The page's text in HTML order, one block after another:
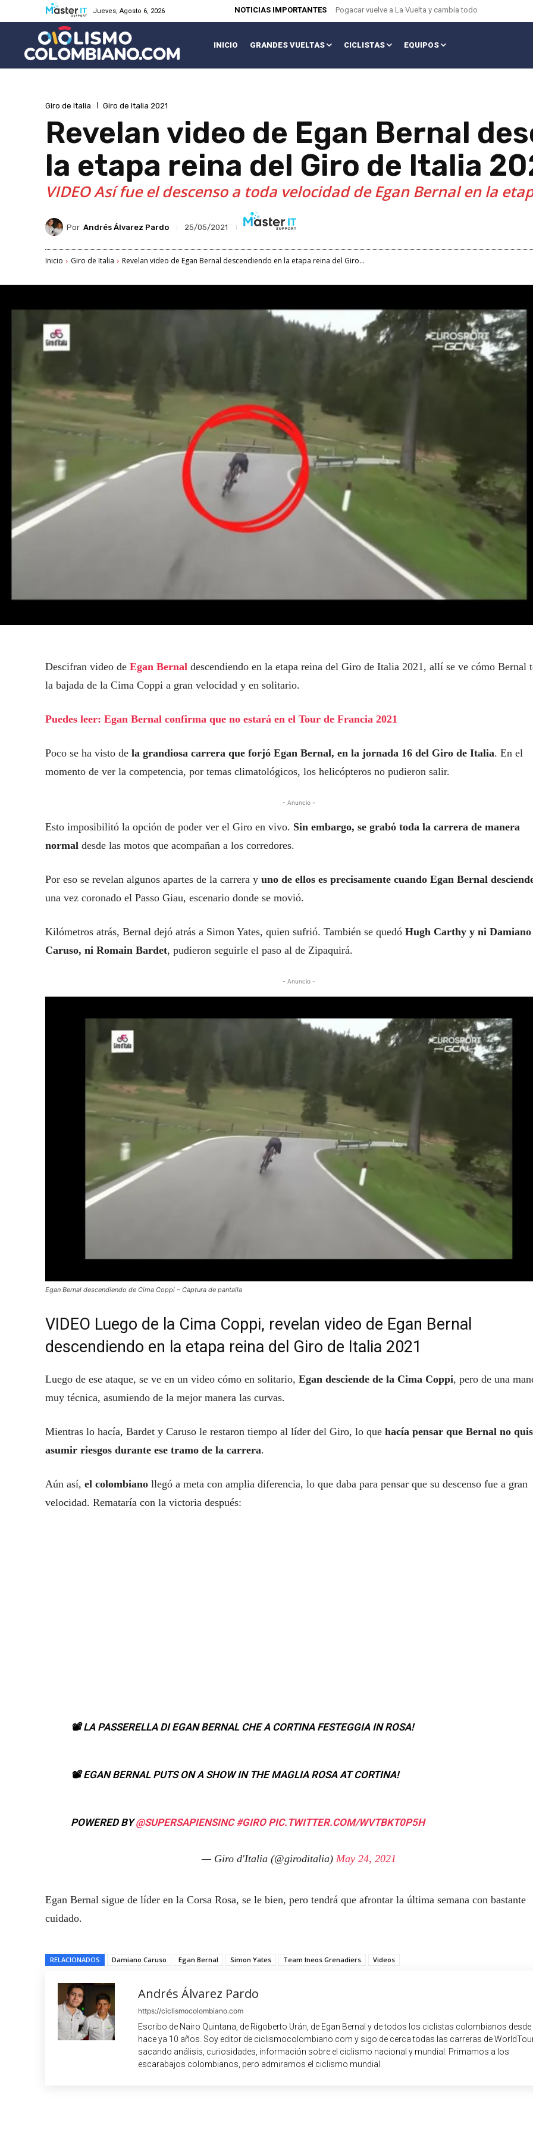
Jueves, Agosto 6, 2026 NOTICIAS IMPORTANTES Pogacar vuelve a La Vuelta y cambia todo
INICIO GRANDES VUELTAS CICLISTAS EQUIPOS
Giro de Italia Giro de Italia 2021
Revelan video de Egan Bernal
la etapa reina del Giro de Italia
VIDEO Así fue el descenso a toda velocidad de Egan Bernal en la
Por Andrés Álvarez Pardo 25/05/2021
Inicio Giro de Italia Revelan video de Egan Bernal descendiendo en la etapa reina del Giro...
Descifran video de Egan Bernal descendiendo en la etapa reina del Giro de Italia 2021, allí se ve cómo Bernal
la bajada de la Cima Coppi a gran velocidad y en solitario.
Puedes leer: Egan Bernal confirma que no estará en el Tour de Francia 2021
Poco se ha visto de la grandiosa carrera que forjó Egan Bernal, en la jornada 16 del Giro de Italia. En el
momento de ver la competencia, por temas climatológicos, los helicópteros no pudieron salir.
- Anuncio -
Esto imposibilitó la opción de poder ver el Giro en vivo. Sin embargo, se grabó toda la carrera de manera
normal desde las motos que acompañan a los corredores.
Por eso se revelan algunos apartes de la carrera y uno de ellos es precisamente cuando Egan Bernal
una vez coronado el Passo Giau, escenario donde se movió.
Kilómetros atrás, Bernal dejó atrás a Simon Yates, quien sufrió. También se quedó Hugh Carthy y ni Damiano
Caruso, ni Romain Bardet, pudieron seguirle el paso al de Zipaquirá.
- Anuncio -
Egan Bernal descendiendo de Cima Coppi – Captura de pantalla
VIDEO Luego de la Cima Coppi, revelan video de Egan Bernal
descendiendo en la etapa reina del Giro de Italia 2021
Luego de ese ataque, se ve en un video cómo en solitario, Egan desciende de la Cima Coppi, pero de una
muy técnica, asumiendo de la mejor manera las curvas.
Mientras lo hacía, Bardet y Caruso le restaron tiempo al líder del Giro, lo que hacía pensar que Bernal no
asumir riesgos durante ese tramo de la carrera.
Aún así, el colombiano llegó a meta con amplia diferencia, lo que daba para pensar que su descenso fue a gran
velocidad. Remataría con la victoria después:
📽️ LA PASSERELLA DI EGAN BERNAL CHE A CORTINA FESTEGGIA IN ROSA!
📽️ EGAN BERNAL PUTS ON A SHOW IN THE MAGLIA ROSA AT CORTINA!
POWERED BY@SUPERSAPIENSINC #GIRO PIC.TWITTER.COM/WVTBKT0P5H
— Giro d'Italia (@giroditalia) May 24, 2021
Egan Bernal sigue de líder en la Corsa Rosa, se le bien, pero tendrá que afrontar la última semana con bastante
cuidado.
RELACIONADOS Damiano Caruso Egan Bernal Simon Yates Team Ineos Grenadiers Videos
Andrés Álvarez Pardo
https://ciclismocolombiano.com
Escribo de Nairo Quintana, de Rigoberto Urán, de Egan Bernal y de todos los ciclistas colombianos desde
hace ya 10 años. Soy editor de ciclismocolombiano.com y sigo de cerca todas las carreras de
sacando análisis, curiosidades, información sobre el ciclismo nacional y mundial. Primamos a los
escarabajos colombianos, pero admiramos el ciclismo mundial.